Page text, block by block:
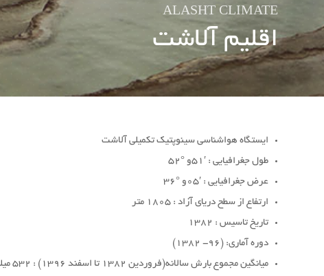
ALASHT CLIMATE
اقلیم آلاشت
ایستگاه هواشناسی سینوپتیک تکمیلی آلاشت
طول جغرافیایی : ′51و °52
عرض جغرافیایی : ′05و °36
ارتفاع از سطح دریای آزاد : 1805 متر
تاریخ تاسیس : 1382
دوره آماری: (96- 1382)
میانگین مجموع بارش سالانه(فروردین 1382 تا اسفند 1396) : 532 میلی متر